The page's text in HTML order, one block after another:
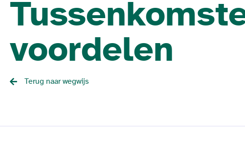
voordelen
Terug naar wegwijs